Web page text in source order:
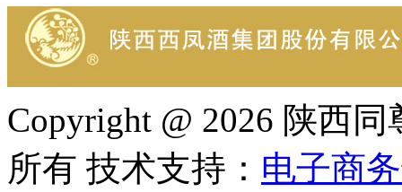
Copyright @ 2026 陕西
所有 技术支持： 电子商